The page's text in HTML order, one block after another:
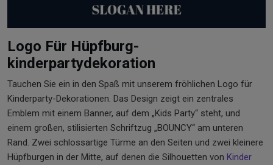
Logo Für Hüpfburg-
kinderpartydekoration
Tauchen Sie ein in den Spaß mit unserem fröhlichen Logo für
Kinderparty-Dekorationen. Das Design zeigt ein zentrales
Emblem mit einem Banner, auf dem „Kids Party“ steht, und
einem großen, stilisierten Schriftzug „BOUNCY“ am unteren
Rand. Zwei schlossartige Türme an den Seiten und zwei kleinere
Hüpfburgen in der Mitte, auf denen die Silhouetten von Kinder